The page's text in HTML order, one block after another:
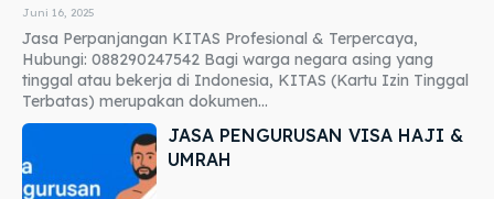
Juni 16, 2025
Jasa Perpanjangan KITAS Profesional & Terpercaya,
Hubungi: 088290247542 Bagi warga negara asing yang
tinggal atau bekerja di Indonesia, KITAS (Kartu Izin Tinggal
Terbatas) merupakan dokumen...
JASA PENGURUSAN VISA HAJI &
UMRAH